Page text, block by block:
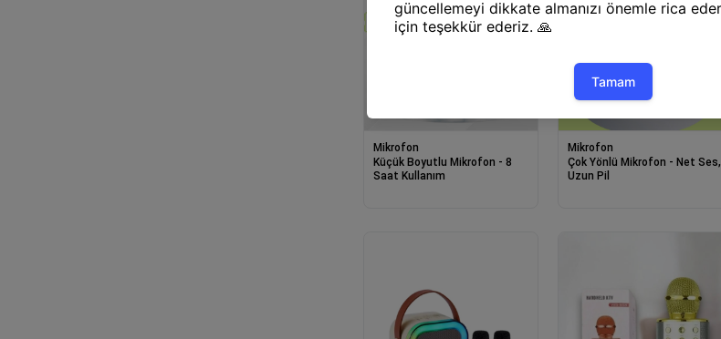
Mikrofon
Küçük Boyutlu Mikrofon - 8
Saat Kullanım
Mikrofon
Çok Yönlü Mikrofon - Net Ses,
Uzun Pil